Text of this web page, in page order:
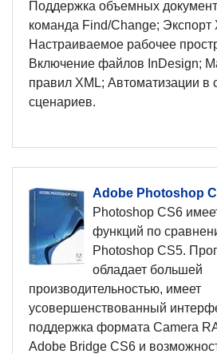
Поддержка объемных
команда Find/Change; Экспорт
Настраиваемое рабочее
Включение файлов InDesign;
правил XML; Автоматизации в
сценариев.
Adobe Photoshop
Photoshop CS6
функций по
Photoshop CS5.
обладает большей
производительностью, имеет
усовершенствованный
поддержка формата Camera
Adobe Bridge CS6 и